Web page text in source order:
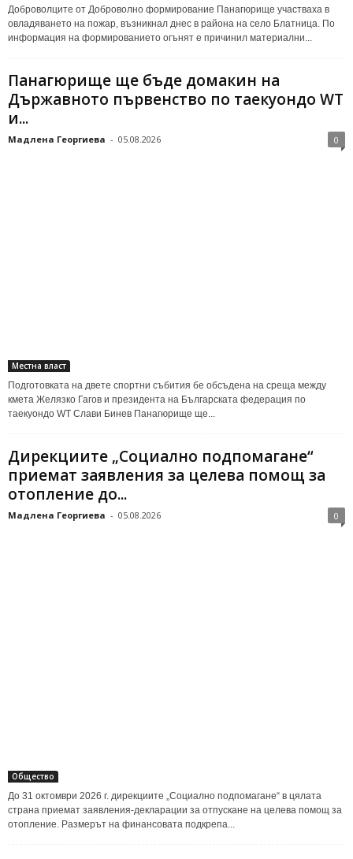
Доброволците от Доброволно формирование Панагюрище участваха в
овладяването на пожар, възникнал днес в района на село Блатница. По
информация на формированието огънят е причинил материални...
Панагюрище ще бъде домакин на
Държавното първенство по таекуондо WT
и...
Мадлена Георгиева - 05.08.2026 0
Местна власт
Подготовката на двете спортни събития бе обсъдена на среща между
кмета Желязко Гагов и президента на Българската федерация по
таекуондо WT Слави Бинев Панагюрище ще...
Дирекциите „Социално подпомагане“
приемат заявления за целева помощ за
отопление до...
Мадлена Георгиева - 05.08.2026 0
Общество
До 31 октомври 2026 г. дирекциите „Социално подпомагане“ в цялата
страна приемат заявления-декларации за отпускане на целева помощ за
отопление. Размерът на финансовата подкрепа...